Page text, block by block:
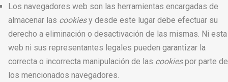
Los navegadores web son las herramientas encargadas de
almacenar las cookiesy desde este lugar debe efectuar su
derecho a eliminación o desactivación de las mismas. Ni esta
web ni sus representantes legales pueden garantizar la
correcta o incorrecta manipulación de las cookiespor parte de
los mencionados navegadores.